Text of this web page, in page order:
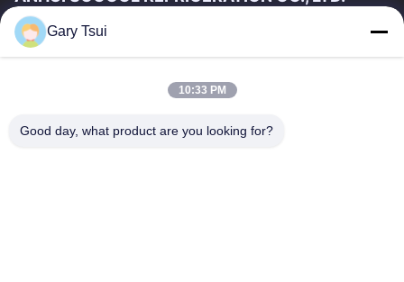
Đường Dẫn Nhanh
Về Chúng Tôi
Tham Quan Nhà Máy
Kiểm Soát Chất Lượng
Gary Tsui
10:33 PM
Good day, what product are you looking for?